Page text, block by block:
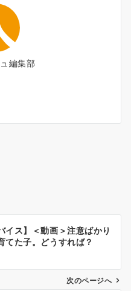
編集部
イス】＜動画＞注意ばかり
てた子。どうすれば？
次のページへ